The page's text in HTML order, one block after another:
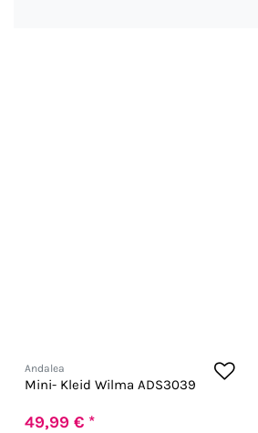
Andalea
Mini- Kleid Wilma ADS3039
49,99 € *